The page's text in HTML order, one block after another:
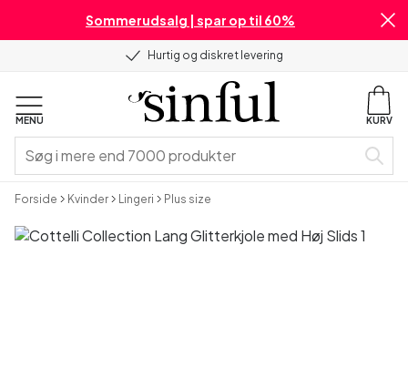
Sommerudsalg | spar op til 60%
Hurtig og diskret levering
MENU KURV
Forside Kvinder Lingeri Plus size